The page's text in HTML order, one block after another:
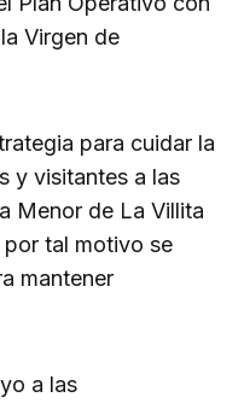
Virgen de
para cuidar la
y visitantes a las
Menor de La Villita
tal motivo se
mantener
a las